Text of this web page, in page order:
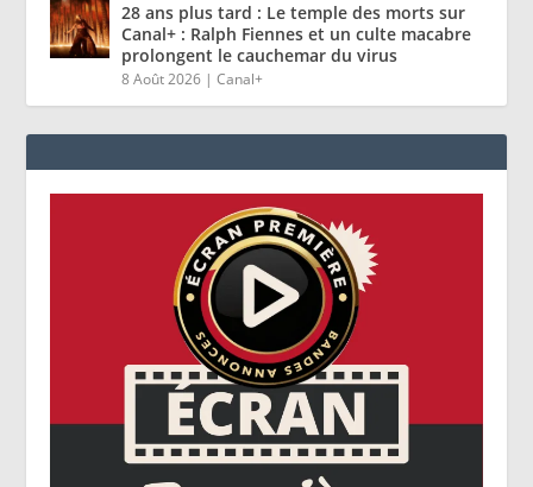
28 ans plus tard : Le temple des morts sur
Canal+ : Ralph Fiennes et un culte macabre
prolongent le cauchemar du virus
8 Août 2026 |Canal+